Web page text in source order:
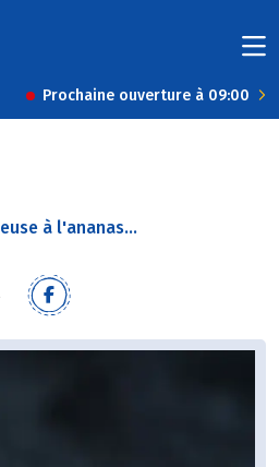
Prochaine ouverture à 09:00
à l'ananas...